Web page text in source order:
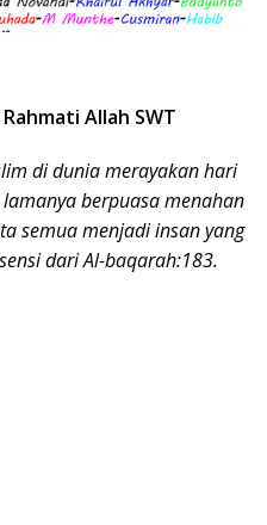
Allah SWT
di dunia merayakan hari
berpuasa menahan
semua menjadi insan yang
dari Al-baqarah:183.